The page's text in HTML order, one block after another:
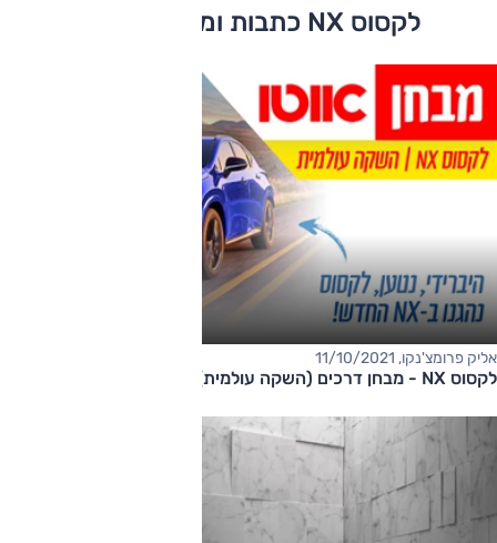
לקסוס NX כתבות ומבחני דרכים
אליק פרומצ'נקו, 11/10/2021
לקסוס NX - מבחן דרכים (השקה עולמית)